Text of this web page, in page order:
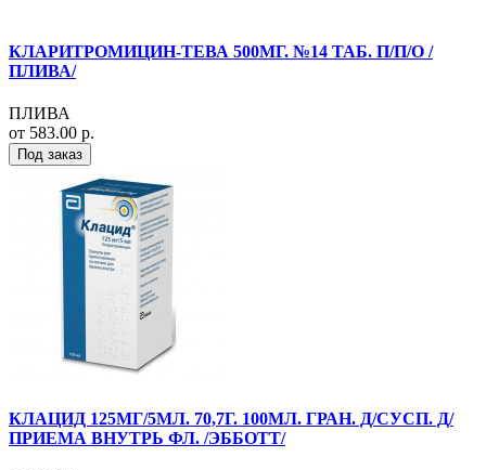
КЛАРИТРОМИЦИН-ТЕВА 500МГ. №14 ТАБ. П/П/О /
ПЛИВА/
ПЛИВА
от 583.00 р.
Под заказ
КЛАЦИД 125МГ/5МЛ. 70,7Г. 100МЛ. ГРАН. Д/СУСП. Д/
ПРИЕМА ВНУТРЬ ФЛ. /ЭББОТТ/